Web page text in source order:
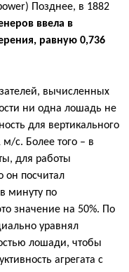
Позднее, в 1882
ввела в
равную 0,736
вычисленных
ни одна лошадь не
для вертикального
м/с. Более того – в
для работы
он посчитал
минуту по
значение на 50%. По
уравнял
лошади, чтобы
агрегата с